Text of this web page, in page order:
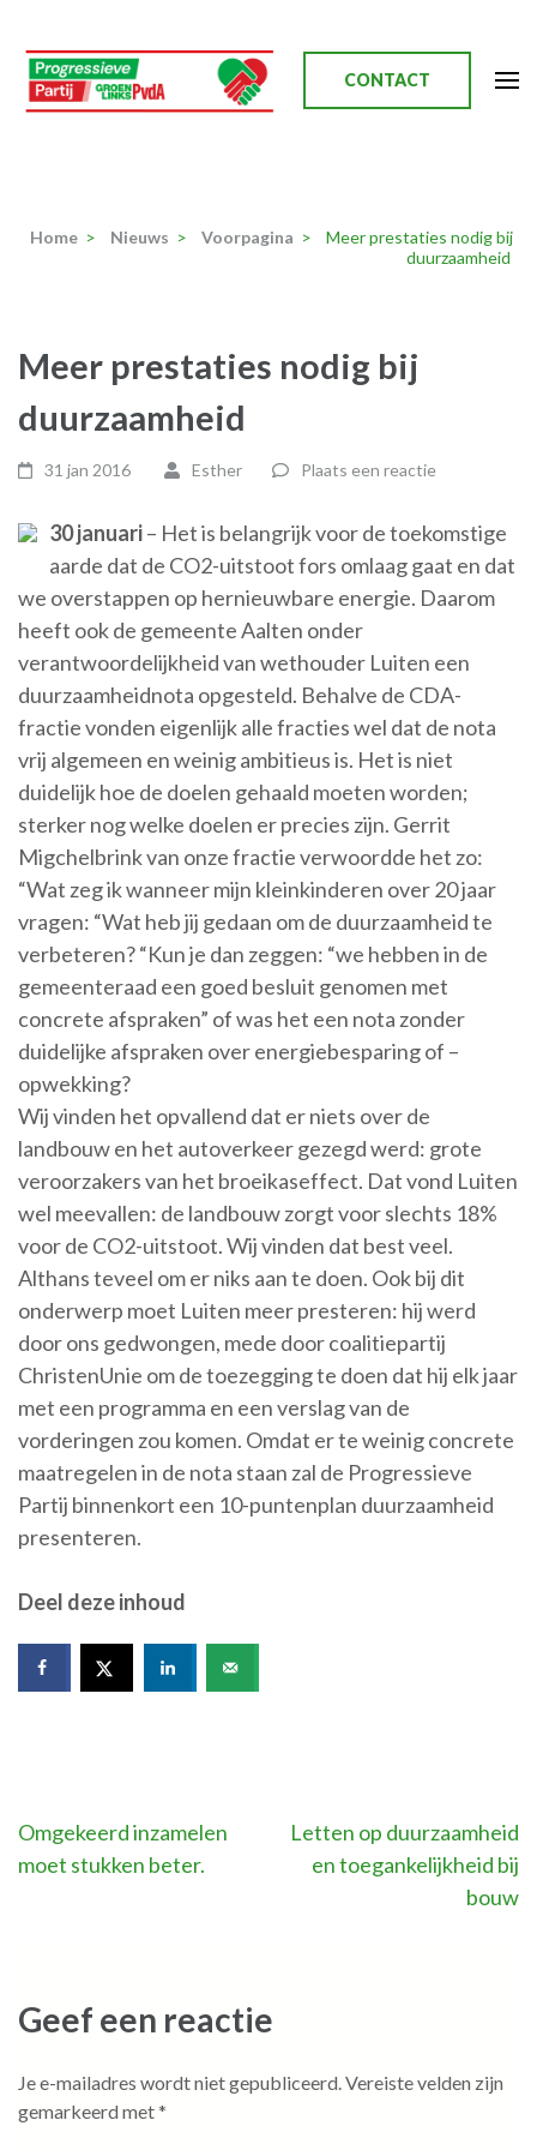
naar
inhoud
(Druk
CONTACT
Home > Nieuws > Voorpagina >
Meer prestaties nodig bij
duurzaamheid
Meer prestaties nodig bij
duurzaamheid
31 jan 2016 Esther Plaats een reactie
30 januari– Het is belangrijk voor de toekomstige
aarde dat de CO2-uitstoot fors omlaag gaat en dat
we overstappen op hernieuwbare energie. Daarom
heeft ook de gemeente Aalten onder
verantwoordelijkheid van wethouder Luiten een
duurzaamheidnota opgesteld. Behalve de CDA-
fractie vonden eigenlijk alle fracties wel dat de nota
vrij algemeen en weinig ambitieus is. Het is niet
duidelijk hoe de doelen gehaald moeten worden;
sterker nog welke doelen er precies zijn. Gerrit
Migchelbrink van onze fractie verwoordde het zo:
“Wat zeg ik wanneer mijn kleinkinderen over 20 jaar
vragen: “Wat heb jij gedaan om de duurzaamheid te
verbeteren? “Kun je dan zeggen: “we hebben in de
gemeenteraad een goed besluit genomen met
concrete afspraken” of was het een nota zonder
duidelijke afspraken over energiebesparing of –
opwekking?
Wij vinden het opvallend dat er niets over de
landbouw en het autoverkeer gezegd werd: grote
veroorzakers van het broeikaseffect. Dat vond Luiten
wel meevallen: de landbouw zorgt voor slechts 18%
voor de CO2-uitstoot. Wij vinden dat best veel.
Althans teveel om er niks aan te doen. Ook bij dit
onderwerp moet Luiten meer presteren: hij werd
door ons gedwongen, mede door coalitiepartij
ChristenUnie om de toezegging te doen dat hij elk jaar
met een programma en een verslag van de
vorderingen zou komen. Omdat er te weinig concrete
maatregelen in de nota staan zal de Progressieve
Partij binnenkort een 10-puntenplan duurzaamheid
presenteren.
Deel deze inhoud
Bericht
Omgekeerd inzamelen
moet stukken beter.
Letten op duurzaamheid
en toegankelijkheid bij
bouw
Geef een reactie
Je e-mailadres wordt niet gepubliceerd.Vereiste velden zijn
gemarkeerd met*